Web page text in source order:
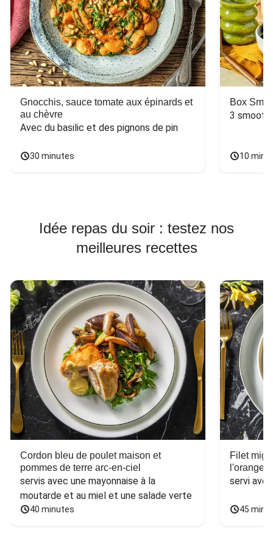
Gnocchis, sauce tomate aux épinards et
au chèvre
Avec du basilic et des pignons de pin
30 minutes
Box
3
10
Idée repas du soir : testez nos
meilleures recettes
Cordon bleu de poulet maison et
pommes de terre arc-en-ciel
servis avec une mayonnaise à la
moutarde et au miel et une salade verte
40 minutes
Filet
l'orange
servi
45